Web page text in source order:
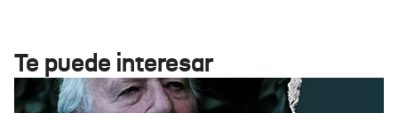
Te puede interesar